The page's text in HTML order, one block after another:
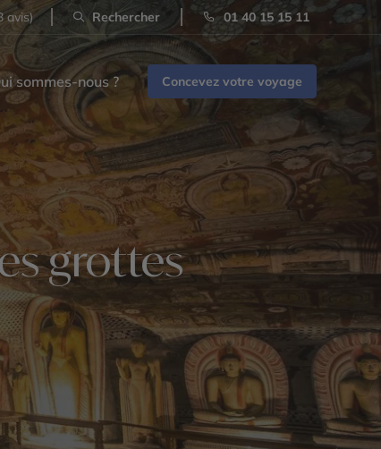
avis) Rechercher 01 40 15 15 11
sommes-nous ? Concevez votre voyage
grottes